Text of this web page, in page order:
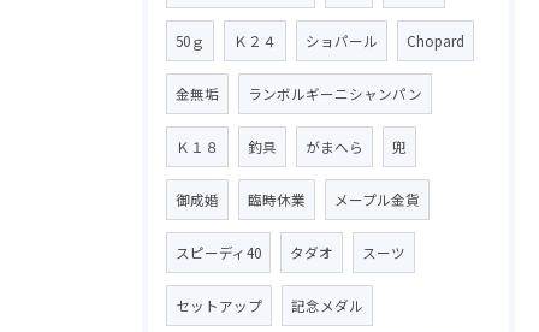
50ｇ Ｋ２４ ショパール Chopard
金無垢 ランボルギーニシャンパン
Ｋ１８ 釣具 がまへら 兜
御成婚 臨時休業 メープル金貨
スピーディ40 タダオ スーツ
セットアップ 記念メダル